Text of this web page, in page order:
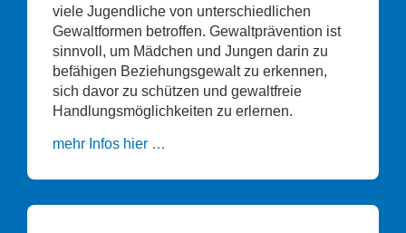
viele Jugendliche von unterschiedlichen
Gewaltformen betroffen. Gewaltprävention ist
sinnvoll, um Mädchen und Jungen darin zu
befähigen Beziehungsgewalt zu erkennen,
sich davor zu schützen und gewaltfreie
Handlungsmöglichkeiten zu erlernen.
mehr Infos hier …